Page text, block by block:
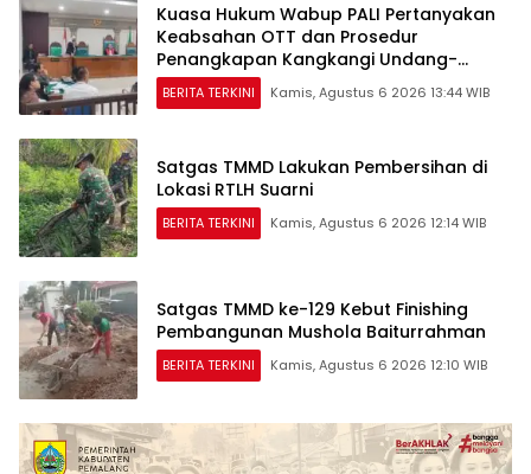
Kuasa Hukum Wabup PALI Pertanyakan
Keabsahan OTT dan Prosedur
Penangkapan Kangkangi Undang-
Undang
BERITA TERKINI Kamis, Agustus 6 2026 13:44 WIB
Satgas TMMD Lakukan Pembersihan di
Lokasi RTLH Suarni
BERITA TERKINI Kamis, Agustus 6 2026 12:14 WIB
Satgas TMMD ke-129 Kebut Finishing
Pembangunan Mushola Baiturrahman
BERITA TERKINI Kamis, Agustus 6 2026 12:10 WIB